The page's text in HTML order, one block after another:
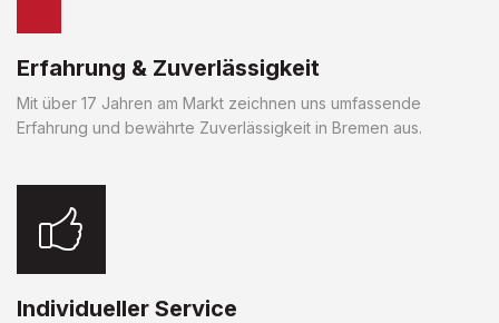
Erfahrung & Zuverlässigkeit
Mit über 17 Jahren am Markt zeichnen uns umfassende
Erfahrung und bewährte Zuverlässigkeit in Bremen aus.
Individueller Service